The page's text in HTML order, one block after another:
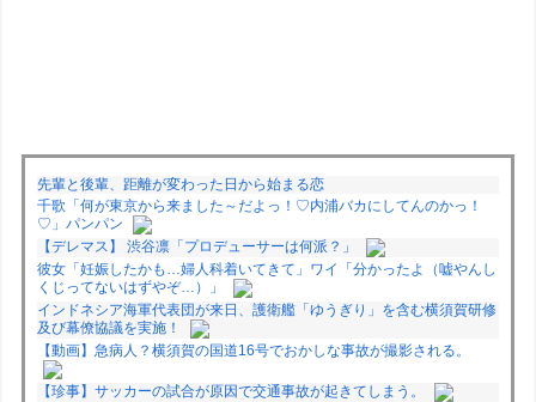
先輩と後輩、距離が変わった日から始まる恋
千歌「何が東京から来ました～だよっ！♡内浦バカにしてんのかっ！
♡」パンパン
【デレマス】 渋谷凛「プロデューサーは何派？」
彼女「妊娠したかも…婦人科着いてきて」ワイ「分かったよ（嘘やんし
くじってないはずやぞ…）」
インドネシア海軍代表団が来日、護衛艦「ゆうぎり」を含む横須賀研修
及び幕僚協議を実施！
【動画】急病人？横須賀の国道16号でおかしな事故が撮影される。
【珍事】サッカーの試合が原因で交通事故が起きてしまう。